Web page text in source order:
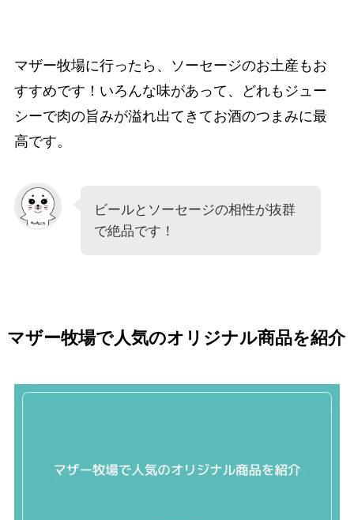
マザー牧場に行ったら、ソーセージのお土産もお
すすめです！いろんな味があって、どれもジュー
シーで肉の旨みが溢れ出てきてお酒のつまみに最
高です。
ビールとソーセージの相性が抜群
で絶品です！
マザー牧場で人気のオリジナル商品を紹介